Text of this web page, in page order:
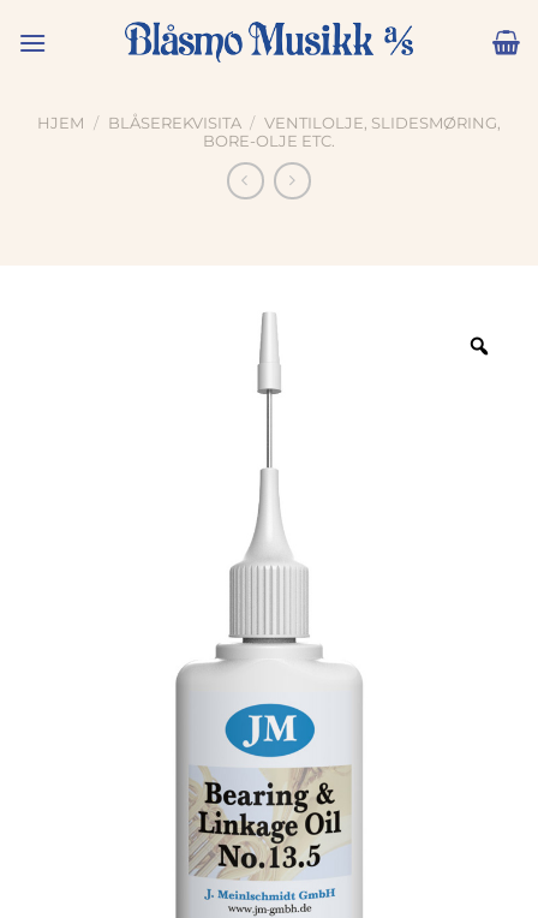
HJEM / BLÅSEREKVISITA / VENTILOLJE, SLIDESMØRING,
BORE-OLJE ETC.